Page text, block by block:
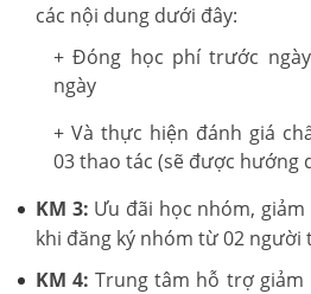
các nội dung dưới đây:
+ Đóng học phí trước
ngày
+ Và thực hiện đánh giá
03 thao tác (sẽ được hướng
KM 3: Ưu đãi học nhóm,
khi đăng ký nhóm từ 02 người
KM 4: Trung tâm hỗ trợ giảm